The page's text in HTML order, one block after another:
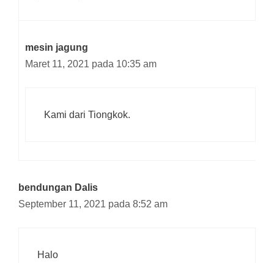
mesin jagung
Maret 11, 2021 pada 10:35 am
Kami dari Tiongkok.
bendungan Dalis
September 11, 2021 pada 8:52 am
Halo